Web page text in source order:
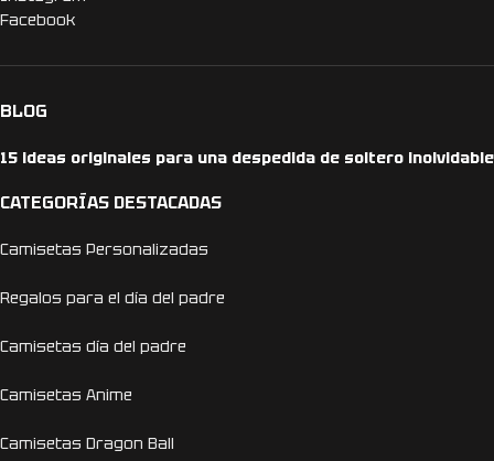
Facebook
BLOG
15 ideas originales para una despedida de soltero inolvidable
CATEGORÍAS DESTACADAS
Camisetas Personalizadas
Regalos para el día del padre
Camisetas día del padre
Camisetas Anime
Camisetas Dragon Ball